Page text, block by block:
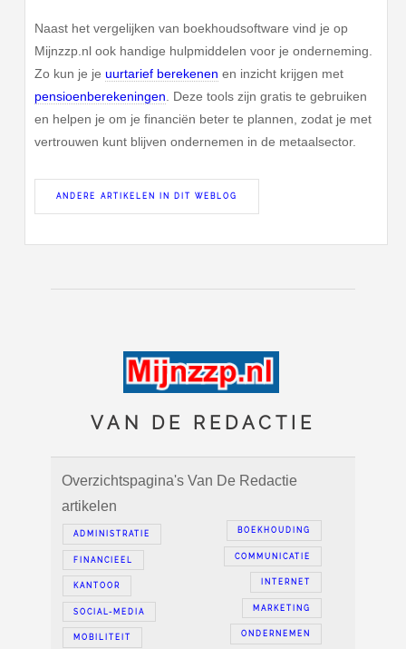
Naast het vergelijken van boekhoudsoftware vind je op
Mijnzzp.nl ook handige hulpmiddelen voor je onderneming.
Zo kun je jeuurtarief berekenen en inzicht krijgen met
pensioenberekeningen . Deze tools zijn gratis te gebruiken
en helpen je om je financiën beter te plannen, zodat je met
vertrouwen kunt blijven ondernemen in de metaalsector.
ANDERE ARTIKELEN IN DIT WEBLOG
VAN DE REDACTIE
Overzichtspagina's Van De Redactie
artikelen
BOEKHOUDING
ADMINISTRATIE
COMMUNICATIE
FINANCIEEL
INTERNET
KANTOOR
MARKETING
SOCIAL-MEDIA
ONDERNEMEN
MOBILITEIT